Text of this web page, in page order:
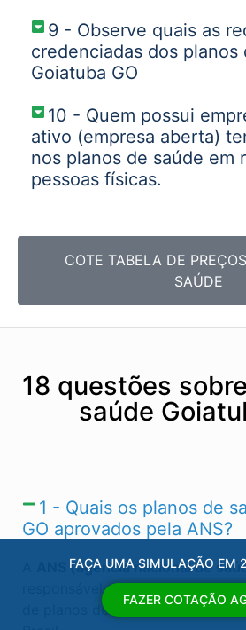
9 - Observe quais as
credenciadas dos planos
Goiatuba GO
10 - Quem possui
ativo (empresa aberta)
nos planos de saúde em
pessoas físicas.
COTE TABELA DE
SAÚDE
18 questões
saúde
1 - Quais os planos de
GO​ aprovados pela ANS?
ANS (agência nacional de
responsável por regular
de planos de saúde Goiatuba
FAÇA UMA SIMULAÇÃO EM
FAZER COTAÇÃO